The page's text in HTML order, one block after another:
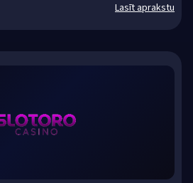
Lasīt aprakstu